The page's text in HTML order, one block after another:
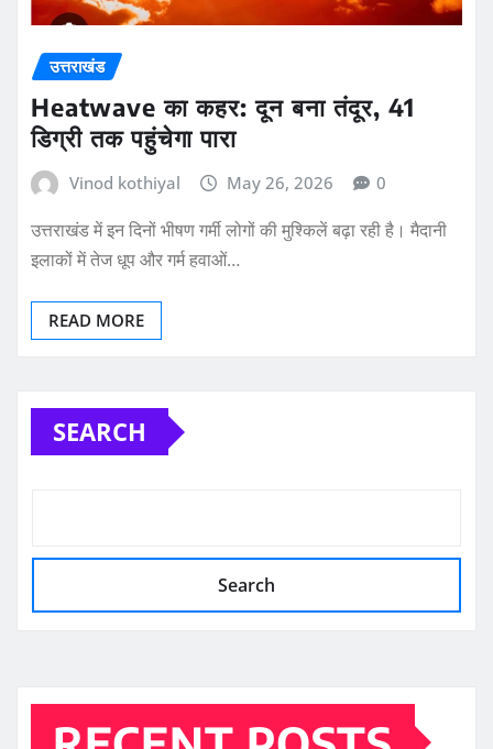
उत्तराखंड
Heatwave का कहर: दून बना तंदूर, 41
डिग्री तक पहुंचेगा पारा
Vinod kothiyal May 26, 2026 0
उत्तराखंड में इन दिनों भीषण गर्मी लोगों की मुश्किलें बढ़ा रही है। मैदानी
इलाकों में तेज धूप और गर्म हवाओं…
READ MORE
SEARCH
Search